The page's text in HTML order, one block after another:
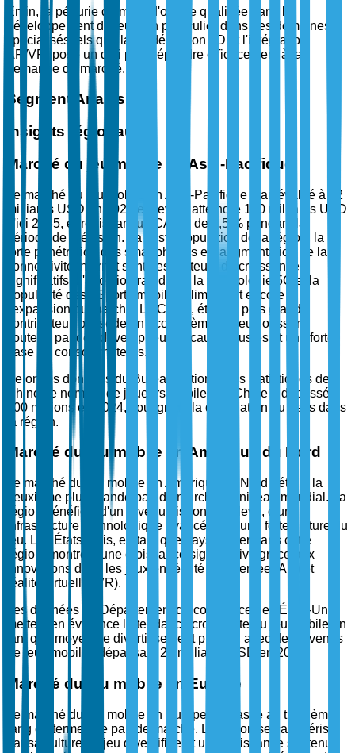
Enfin, la pénurie de main-d'œuvre qualifiée dans le
développement de jeux, en particulier dans des domaines
spécialisés tels que la modélisation 3D et l'intégration
AR/VR, pose un défi pour répondre efficacement à la
demande du marché.
Segment Analysis
Insights régionaux
Marché du jeu mobile en Asie-Pacifique
Le marché du jeu mobile en Asie-Pacifique était évalué à 72
milliards USD en 2025 et devrait atteindre 150 milliards USD
d'ici 2035, enregistrant un CAGR de 7,5 % pendant la
période de prévision. La vaste population de la région, la
forte pénétration des smartphones et l'augmentation de la
connectivité Internet sont des moteurs de croissance
significatifs. L'adoption rapide de la technologie 5G et la
popularité des eSports mobiles alimentent encore
l'expansion du marché. La Chine, étant le plus grand
contributeur, possède un écosystème de jeu florissant
soutenu par des développeurs locaux robustes et une forte
base de consommateurs.
Selon les données du Bureau national des statistiques de
Chine, le nombre de joueurs mobiles en Chine a dépassé
500 millions en 2024, soulignant la domination du pays dans
la région.
Marché du jeu mobile en Amérique du Nord
Le marché du jeu mobile en Amérique du Nord détient la
deuxième plus grande part de marché au niveau mondial. La
région bénéficie d'un revenu disponible élevé, d'une
infrastructure technologique avancée et d'une forte culture du
jeu. Les États-Unis, en tant que pays leader dans cette
région, montrent une croissance significative grâce aux
innovations dans les jeux en réalité augmentée (AR) et
réalité virtuelle (VR).
Les données du Département du commerce des États-Unis
mettent en évidence la tendance croissante du jeu mobile en
tant que moyen de divertissement préféré, avec des revenus
de jeux mobiles dépassant 20 milliards USD en 2024.
Marché du jeu mobile en Europe
Le marché du jeu mobile en Europe se classe au troisième
rang en termes de part de marché. La région se caractérise
par sa culture de jeu diversifiée et une croissance soutenue